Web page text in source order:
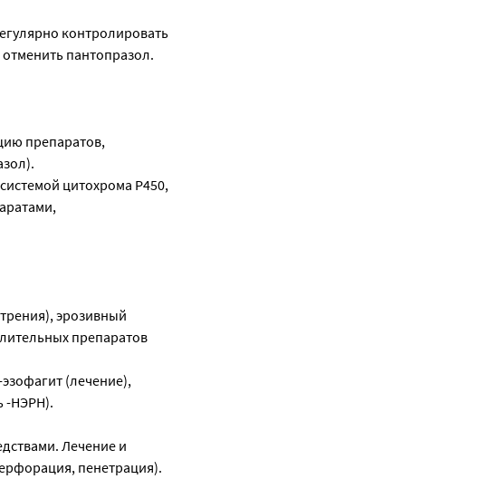
контролировать
пантопразол.
препаратов,
цитохрома P450,
эрозивный
препаратов
(лечение),
-НЭРН).
Лечение и
пенетрация).